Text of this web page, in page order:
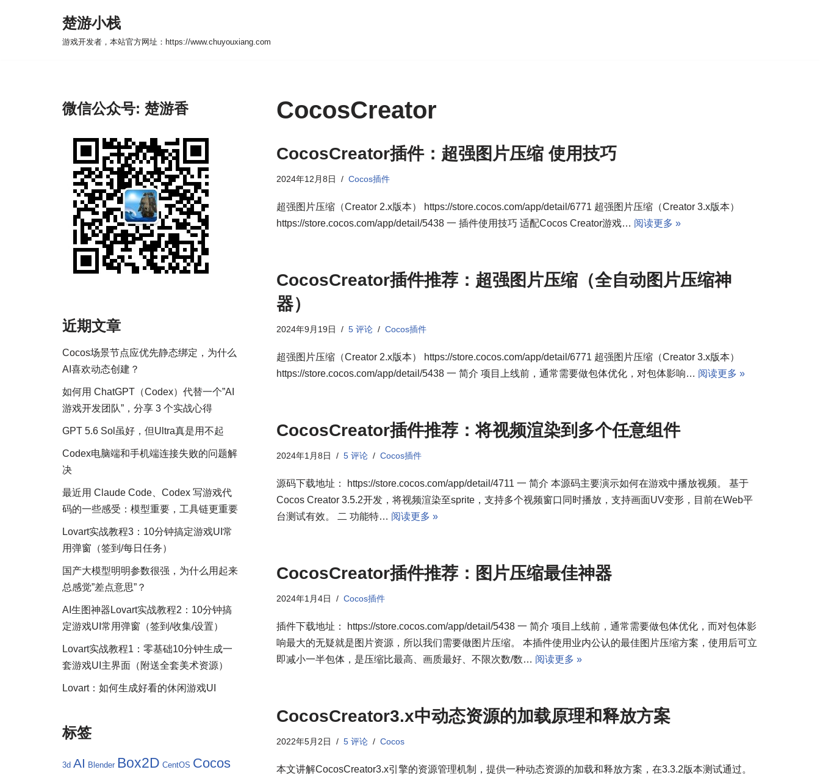
楚游小栈
游戏开发者，本站官方网址：https://www.chuyouxiang.com
微信公众号: 楚游香
近期文章
Cocos场景节点应优先静态绑定，为什么
AI喜欢动态创建？
如何用 ChatGPT（Codex）代替一个”AI
游戏开发团队”，分享 3 个实战心得
GPT 5.6 Sol虽好，但Ultra真是用不起
Codex电脑端和手机端连接失败的问题解
决
最近用 Claude Code、Codex 写游戏代
码的一些感受：模型重要，工具链更重要
Lovart实战教程3：10分钟搞定游戏UI常
用弹窗（签到/每日任务）
国产大模型明明参数很强，为什么用起来
总感觉”差点意思”？
AI生图神器Lovart实战教程2：10分钟搞
定游戏UI常用弹窗（签到/收集/设置）
Lovart实战教程1：零基础10分钟生成一
套游戏UI主界面（附送全套美术资源）
Lovart：如何生成好看的休闲游戏UI
标签
3d AI Blender Box2D CentOS Cocos
CocosCreator
CocosCreator插件：超强图片压缩 使用技巧
2024年12月8日 Cocos插件
超强图片压缩（Creator 2.x版本） https://store.cocos.com/app/detail/6771 超强图片压缩（Creator 3.x版本）
https://store.cocos.com/app/detail/5438 一 插件使用技巧 适配Cocos Creator游戏… 阅读更多 »
CocosCreator插件推荐：超强图片压缩（全自动图片压缩神
器）
2024年9月19日 5 评论 Cocos插件
超强图片压缩（Creator 2.x版本） https://store.cocos.com/app/detail/6771 超强图片压缩（Creator 3.x版本）
https://store.cocos.com/app/detail/5438 一 简介 项目上线前，通常需要做包体优化，对包体影响… 阅读更多 »
CocosCreator插件推荐：将视频渲染到多个任意组件
2024年1月8日 5 评论 Cocos插件
源码下载地址： https://store.cocos.com/app/detail/4711 一 简介 本源码主要演示如何在游戏中播放视频。 基于
Cocos Creator 3.5.2开发，将视频渲染至sprite，支持多个视频窗口同时播放，支持画面UV变形，目前在Web平
台测试有效。 二 功能特… 阅读更多 »
CocosCreator插件推荐：图片压缩最佳神器
2024年1月4日 Cocos插件
插件下载地址： https://store.cocos.com/app/detail/5438 一 简介 项目上线前，通常需要做包体优化，而对包体影
响最大的无疑就是图片资源，所以我们需要做图片压缩。 本插件使用业内公认的最佳图片压缩方案，使用后可立
即减小一半包体，是压缩比最高、画质最好、不限次数/数… 阅读更多 »
CocosCreator3.x中动态资源的加载原理和释放方案
2022年5月2日 5 评论 Cocos
本文讲解CocosCreator3.x引擎的资源管理机制，提供一种动态资源的加载和释放方案，在3.3.2版本测试通过。